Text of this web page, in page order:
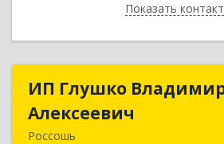
ПоказатьНазад
ИП Глушко
Алексеевич
Россошь
ИП